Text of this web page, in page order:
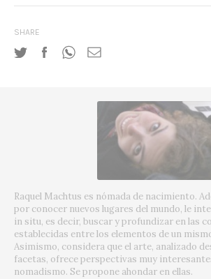
SHARE
Raquel Machtus es nómada de nacimiento.
por conocer nuevos lugares del mundo, le
in situ, es decir, buscar y profundizar en las
establecidas entre los elementos de un
Asimismo, considera que el arte, analizado
facetas, ofrece perspectivas muy
nomadismo. Se propone ahondar en ellas.